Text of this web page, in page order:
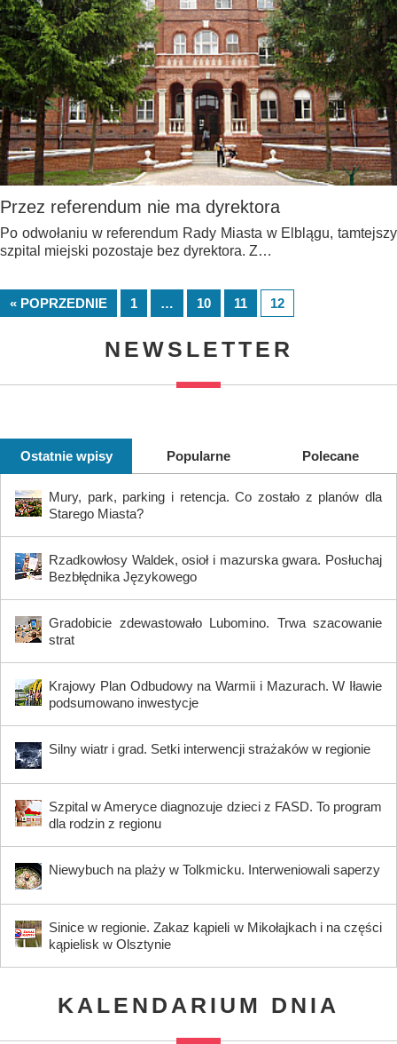
Przez referendum nie ma dyrektora
Po odwołaniu w referendum Rady Miasta w Elblągu, tamtejszy
szpital miejski pozostaje bez dyrektora. Z…
« POPRZEDNIE 1 … 10 11 12
NEWSLETTER
Ostatnie wpisy Popularne Polecane
Mury, park, parking i retencja. Co zostało z planów dla
Starego Miasta?
Rzadkowłosy Waldek, osioł i mazurska gwara. Posłuchaj
Bezbłędnika Językowego
Gradobicie zdewastowało Lubomino. Trwa szacowanie
strat
Krajowy Plan Odbudowy na Warmii i Mazurach. W Iławie
podsumowano inwestycje
Silny wiatr i grad. Setki interwencji strażaków w regionie
Szpital w Ameryce diagnozuje dzieci z FASD. To program
dla rodzin z regionu
Niewybuch na plaży w Tolkmicku. Interweniowali saperzy
Sinice w regionie. Zakaz kąpieli w Mikołajkach i na części
kąpielisk w Olsztynie
KALENDARIUM DNIA